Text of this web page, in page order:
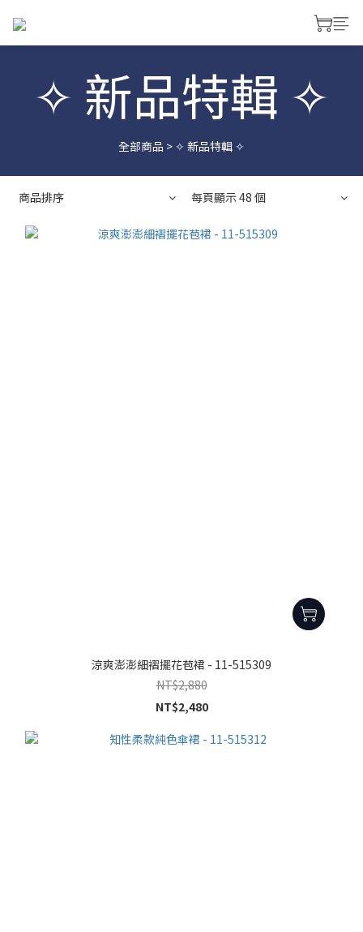
✧ 新品特輯 ✧
全部商品 > ✧ 新品特輯 ✧
商品排序 每頁顯示 48 個
涼爽澎澎細褶擺花苞裙 - 11-515309
NT$2,880
NT$2,480